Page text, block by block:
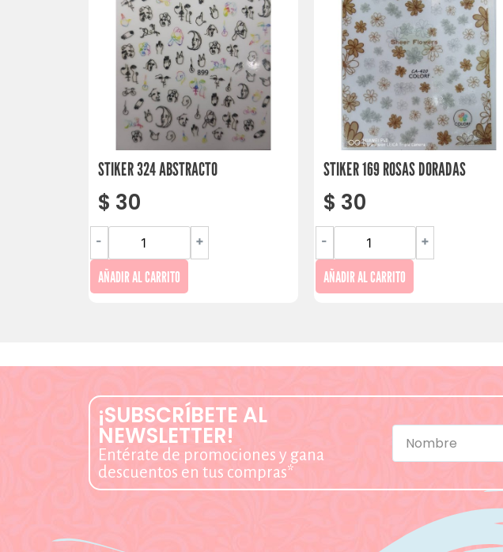
STIKER 324 ABSTRACTO
$ 30
- +
AÑADIR AL CARRITO
STIKER 169 ROSAS DORADAS
$ 30
- +
AÑADIR AL CARRITO
¡SUBSCRÍBETE AL
NEWSLETTER!
Entérate de promociones y gana
descuentos en tus compras*